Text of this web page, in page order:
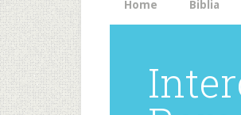
that
gets
noticed!
Home Biblia